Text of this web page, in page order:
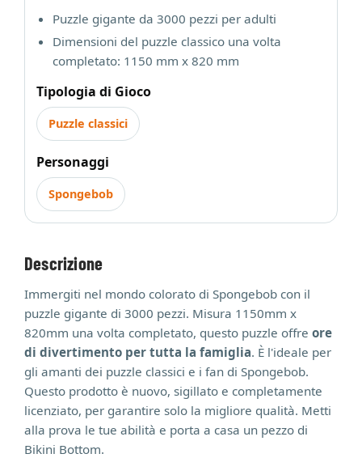
Puzzle gigante da 3000 pezzi per adulti
Dimensioni del puzzle classico una volta
completato: 1150 mm x 820 mm
Tipologia di Gioco
Puzzle classici
Personaggi
Spongebob
Descrizione
Immergiti nel mondo colorato di Spongebob con il
puzzle gigante di 3000 pezzi. Misura 1150mm x
820mm una volta completato, questo puzzle offre ore
di divertimento per tutta la famiglia. È l'ideale per
gli amanti dei puzzle classici e i fan di Spongebob.
Questo prodotto è nuovo, sigillato e completamente
licenziato, per garantire solo la migliore qualità. Metti
alla prova le tue abilità e porta a casa un pezzo di
Bikini Bottom.